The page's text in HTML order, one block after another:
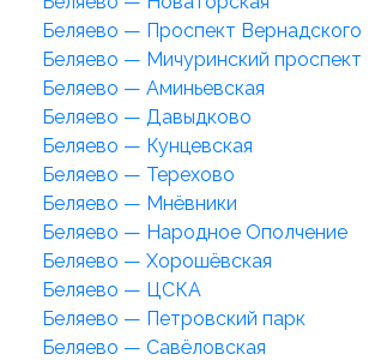
Беляево — Проспект Вернадского
Беляево — Мичуринский проспект
Беляево — Аминьевская
Беляево — Давыдково
Беляево — Кунцевская
Беляево — Терехово
Беляево — Мнёвники
Беляево — Народное Ополчение
Беляево — Хорошёвская
Беляево — ЦСКА
Беляево — Петровский парк
Беляево — Савёловская